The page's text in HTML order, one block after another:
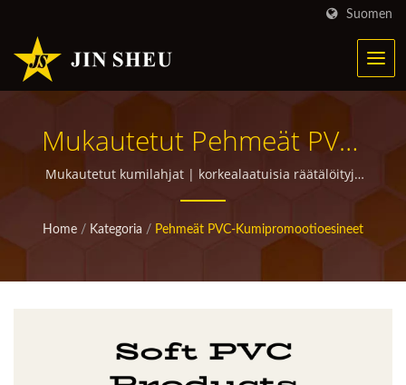
Suomen
Mukautetut Pehmeät PVC-
Lahjat | Personoituja
Metallituotteita
Markkinointikampanjoihin
Mukautetut kumilahjat | korkealaatuisia räätälöityjä
mainostuotteita lahjoituksiin
Home / Kategoria / Pehmeät PVC-Kumipromootioesineet